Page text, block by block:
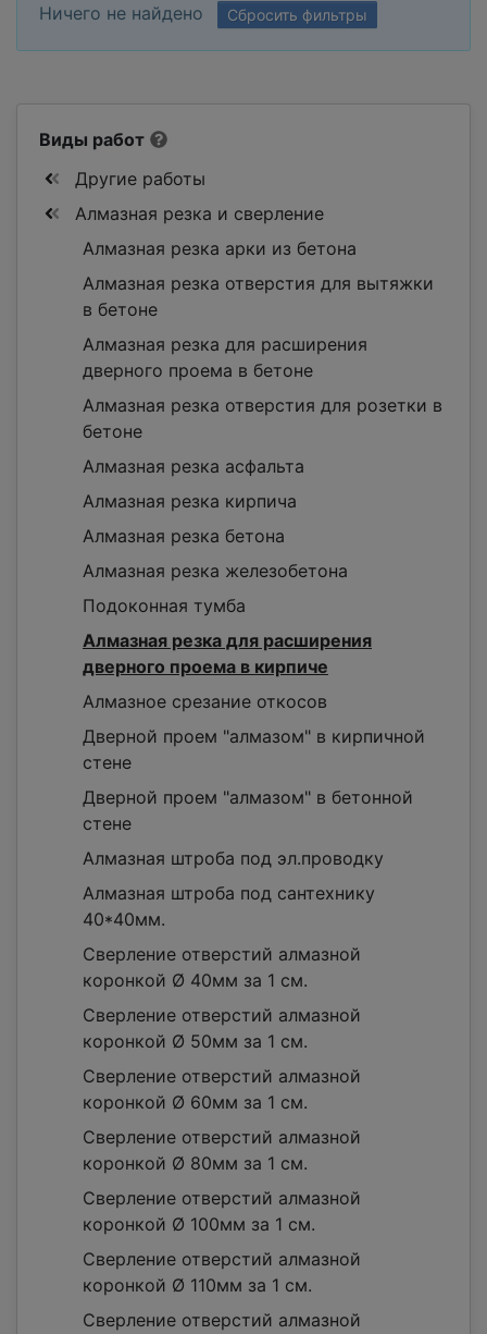
Ничего не найдено Сбросить фильтры
Виды работ
Другие работы
Алмазная резка и сверление
Алмазная резка арки из бетона
Алмазная резка отверстия для вытяжки
в бетоне
Алмазная резка для расширения
дверного проема в бетоне
Алмазная резка отверстия для розетки в
бетоне
Алмазная резка асфальта
Алмазная резка кирпича
Алмазная резка бетона
Алмазная резка железобетона
Подоконная тумба
Алмазная резка для расширения
дверного проема в кирпиче
Алмазное срезание откосов
Дверной проем "алмазом" в кирпичной
стене
Дверной проем "алмазом" в бетонной
стене
Алмазная штроба под эл.проводку
Алмазная штроба под сантехнику
40*40мм.
Сверление отверстий алмазной
коронкой Ø 40мм за 1 см.
Сверление отверстий алмазной
коронкой Ø 50мм за 1 см.
Сверление отверстий алмазной
коронкой Ø 60мм за 1 см.
Сверление отверстий алмазной
коронкой Ø 80мм за 1 см.
Сверление отверстий алмазной
коронкой Ø 100мм за 1 см.
Сверление отверстий алмазной
коронкой Ø 110мм за 1 см.
Сверление отверстий алмазной